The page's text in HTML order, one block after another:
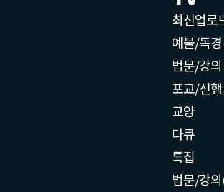
최신업로
예불/독경
법문/강의
포교/신행
교양
다큐
특집
법문/강